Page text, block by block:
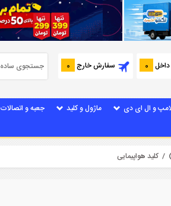
0 سفارش خارج 0
و ال ای دی ماژول و کلید جعبه و اتصالات
/ کلید هواپیمایی